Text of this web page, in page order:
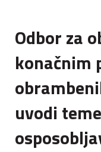
Odbor za
konačnim
uvodi